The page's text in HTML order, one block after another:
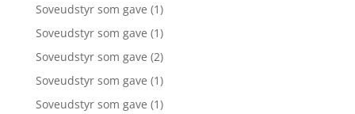
Soveudstyr som gave (1)
Soveudstyr som gave (1)
Soveudstyr som gave (2)
Soveudstyr som gave (1)
Soveudstyr som gave (1)